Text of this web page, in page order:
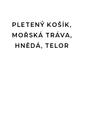
PLETENÝ KOŠÍK,
MOŘSKÁ TRÁVA,
HNĚDÁ, TELOR